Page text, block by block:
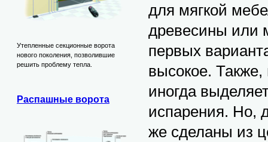
Утепленные секционные ворота
нового поколения, позволившие
решить проблему тепла.
Распашные ворота
для мягкой
древесины или
первых
высокое. Также,
иногда
испарения. Но,
же сделаны из